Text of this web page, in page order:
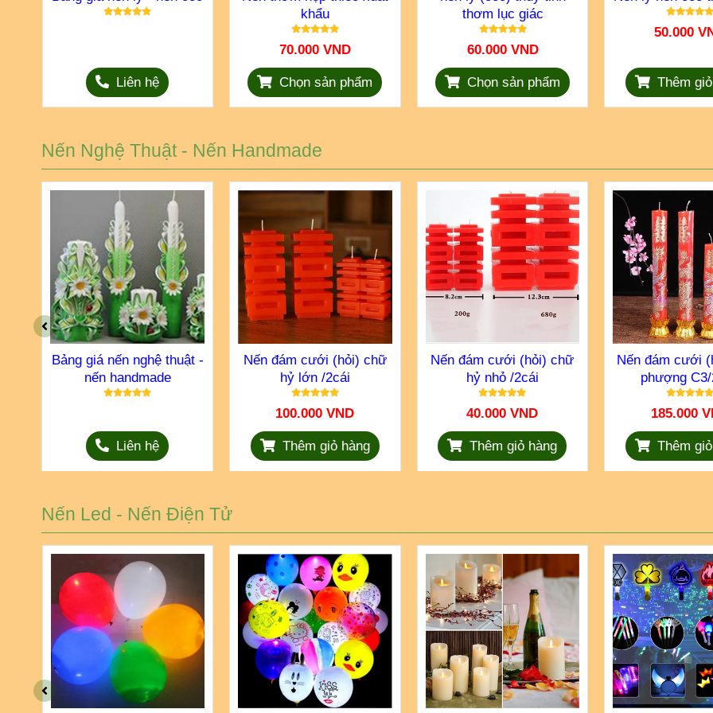
Liên hệ
khẩu
70.000 VND
Chọn sản phẩm
thơm lục giác
60.000 VND
Chọn sản phẩm
50.000
Thêm
Nến Nghệ Thuật - Nến Handmade
Bảng giá nến nghệ thuật -
nến handmade
Liên hệ
Nến đám cưới (hỏi) chữ
hỷ lớn /2cái
100.000 VND
Thêm giỏ hàng
Nến đám cưới (hỏi) chữ
hỷ nhỏ /2cái
40.000 VND
Thêm giỏ hàng
Nến đám cưới
phượng
185.000
Thêm
Nến Led - Nến Điện Tử